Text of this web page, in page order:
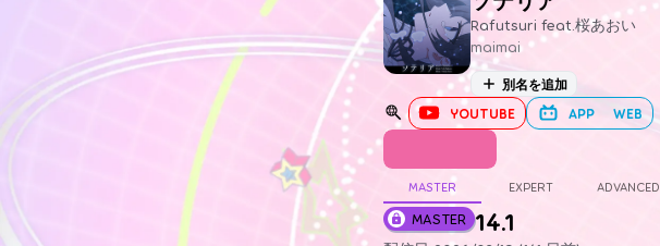
Rafutsuri feat.桜あおい
maimai
別名を追加
YOUTUBE APP WEB
MASTER EXPERT ADVANCED
MASTER 14.1